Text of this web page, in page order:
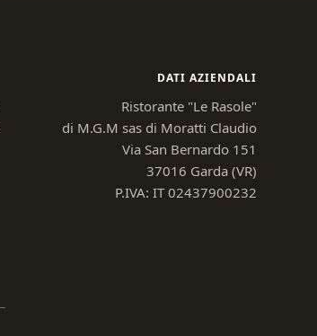
DATI AZIENDALI
Ristorante "Le Rasole"
di M.G.M sas di Moratti Claudio
Via San Bernardo 151
37016 Garda (VR)
P.IVA: IT 02437900232